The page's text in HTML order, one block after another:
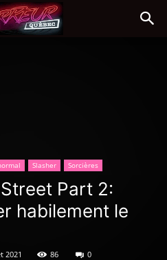
Slasher Sorcières
Part 2:
habilement le
2021 86 0